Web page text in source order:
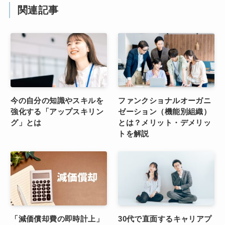
関連記事
今の自分の知識やスキルを
強化する「アップスキリン
グ」とは
ファンクショナルオーガニ
ゼーション（機能別組織）
とは？メリット・デメリッ
トを解説
「減価償却費の即時計上」
30代で直面するキャリアプ